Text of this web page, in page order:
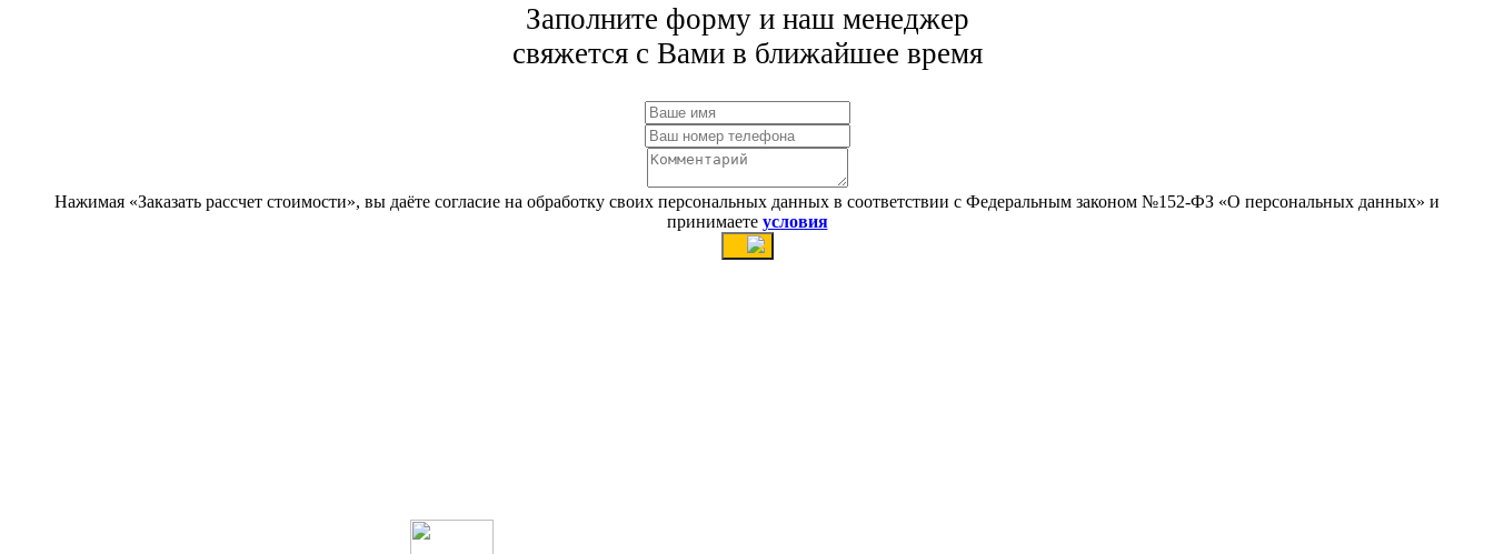
Заполните форму и наш менеджер
свяжется с Вами в ближайшее время
Нажимая «Заказать рассчет стоимости», вы даёте согласие на обработку своих персональных данных в соответствии с Федеральным законом №152-ФЗ «О персональных данных» и
принимаете условия